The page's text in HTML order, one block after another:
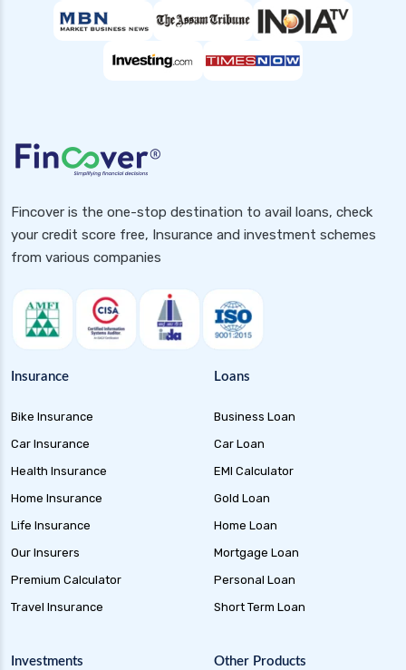
Fincover is the one-stop destination to avail loans, check
your credit score free, Insurance and investment schemes
from various companies
Insurance
Bike Insurance
Car Insurance
Health Insurance
Home Insurance
Life Insurance
Our Insurers
Premium Calculator
Travel Insurance
Loans
Business Loan
Car Loan
EMI Calculator
Gold Loan
Home Loan
Mortgage Loan
Personal Loan
Short Term Loan
Investments Other Products